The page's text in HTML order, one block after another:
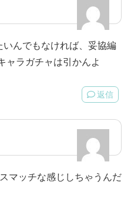
いんでもなければ、妥協編
ャラガチャは引かんよ
返信
マッチな感じしちゃうんだ